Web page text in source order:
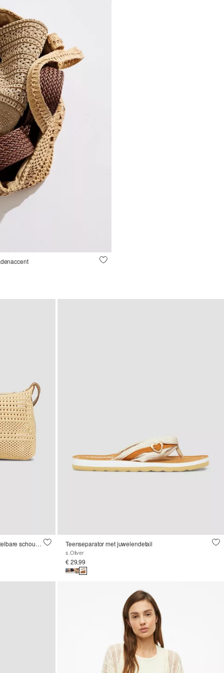
Schoudertas van ajourbreisel met verstelbare schouderriem Teenseparator met juwelendetail
s.Oliver
€ 29,99